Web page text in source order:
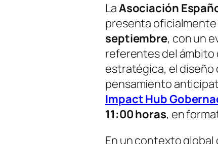
LaAsociación
presenta oficialmente
septiembre, con un
referentes del ámbito
estratégica, el diseño
pensamiento
Impact Hub
11:00 horas, en
En un contexto